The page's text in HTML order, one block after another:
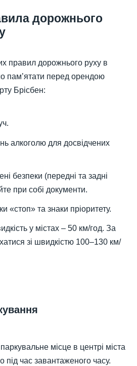
дорожнього
правил дорожнього руху в
пам’ятати перед орендою
Брісбен:
алкоголю для досвідчених
безпеки (передні та задні
при собі документи.
«стоп» та знаки пріоритету.
у містах – 50 км/год. За
зі швидкістю 100–130 км/
місце в центрі міста
час завантаженого часу.